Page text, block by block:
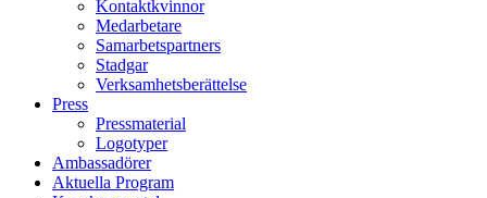
Kontaktkvinnor
Medarbetare
Samarbetspartners
Stadgar
Verksamhetsberättelse
Press
Pressmaterial
Logotyper
Ambassadörer
Aktuella Program